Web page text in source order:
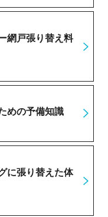
網戸張り替え料
めの予備知識
に張り替えた体